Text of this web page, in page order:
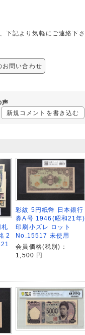
記より気軽にご連絡下さ
問い合わせ
声
新規コメントを書き込む
2
彩紋 5円紙幣 日本銀行
券A号 1946(昭和21年)
印刷小ズレ ロット
No.15517 未使用
会員価格(税別)：
1,500 円